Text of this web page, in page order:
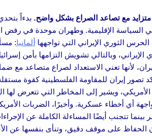
متزايد مع تصاعد الصراع بشكل واضح. بدءاً
السياسة الإقليمية. وطهران موحدة في رفض
الثوري الإيراني التي تواجهها ألمانيا:
وبالتالي تشويش التزامها بأمن
لأنها تعني الاستعداد لصراع متصاعد
إيران للمقاومة الفلسطينية كقوة
ويشير إلى المخاطر التي تتعرض
أي أخطاء عسكرية. وأخيرًا، الضربات
تتجنب أيضًا المساءلة الكاملة عن
الحفاظ على موقف دقيق، وتنأى بنفسها عن